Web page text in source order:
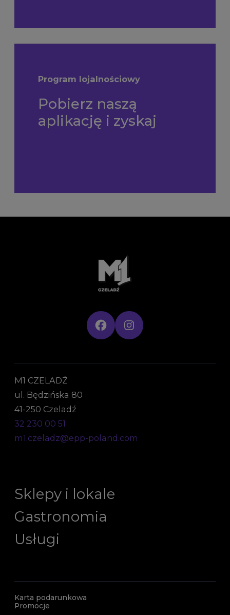
Program lojalnościowy
Pobierz naszą
aplikację i zyskaj
M1 CZELADŹ
ul. Będzińska 80
41-250 Czeladź
32 230 00 51
m1.czeladz@epp-poland.com
Sklepy i lokale
Gastronomia
Usługi
Karta podarunkowa
Promocje